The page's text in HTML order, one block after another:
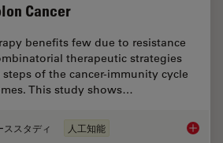
Cancer
benefits few due to resistance
therapeutic strategies
of the cancer-immunity cycle
This study shows…
ススタディ 人工知能